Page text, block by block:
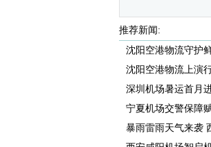
推荐新闻:
沈阳空港物流守护
沈阳空港物流上演
深圳机场暑运首月
宁夏机场交警保障
暴雨雷雨天气来袭